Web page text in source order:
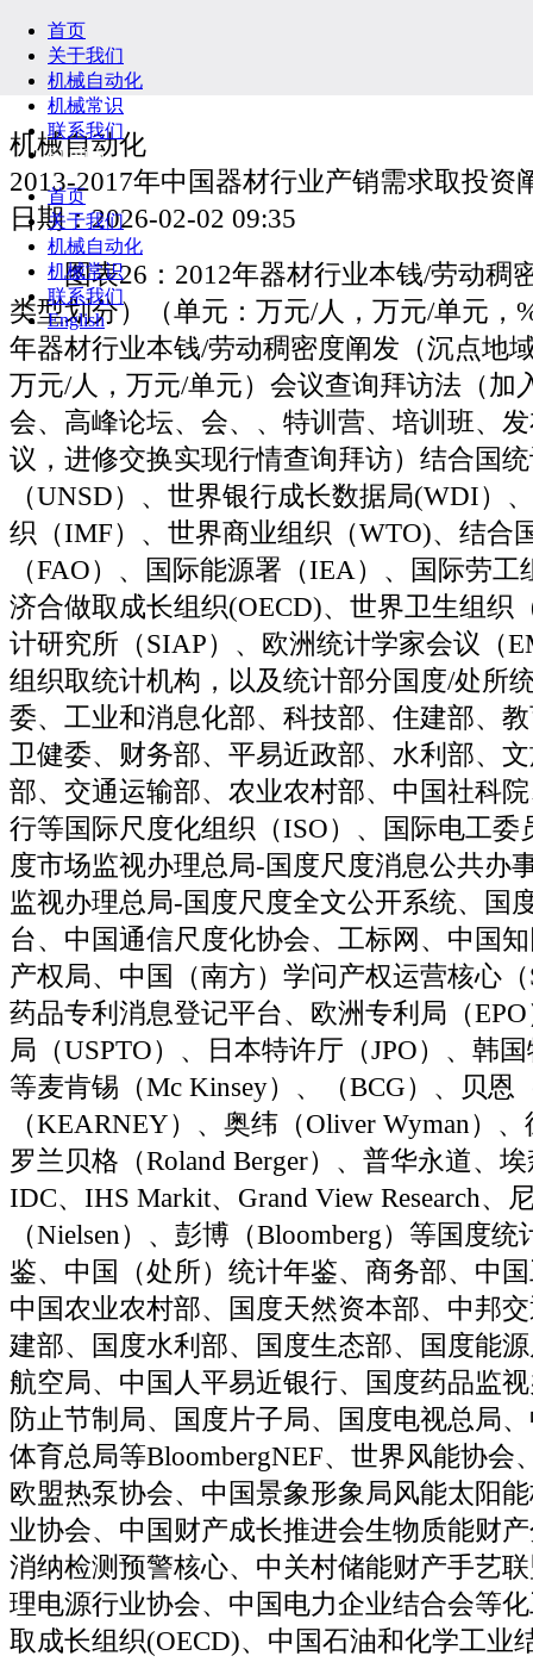
首页
关于我们
机械自动化
机械常识
联系我们
English
首页
关于我们
机械自动化
机械常识
联系我们
English
机械自动化
2013-2017年中国器材行业产销需求取投资
日期：2026-02-02 09:35
图表26：2012年器材行业本钱/劳动稠
类型划分）（单元：万元/人，万元/单元，
年器材行业本钱/劳动稠密度阐发（沉点地
万元/人，万元/单元）会议查询拜访法（加
会、高峰论坛、会、、特训营、培训班、
议，进修交换实现行情查询拜访）结合国
（UNSD）、世界银行成长数据局(WDI）
织（IMF）、世界商业组织（WTO)、结合
（FAO）、国际能源署（IEA）、国际劳
济合做取成长组织(OECD)、世界卫生组织
计研究所（SIAP）、欧洲统计学家会议（
组织取统计机构，以及统计部分国度/处所
委、工业和消息化部、科技部、住建部、
卫健委、财务部、平易近政部、水利部、
部、交通运输部、农业农村部、中国社科
行等国际尺度化组织（ISO）、国际电工委
度市场监视办理总局-国度尺度消息公共办
监视办理总局-国度尺度全文公开系统、国
台、中国通信尺度化协会、工标网、中国
产权局、中国（南方）学问产权运营核心
药品专利消息登记平台、欧洲专利局（
局（USPTO）、日本特许厅（JPO）、韩
等麦肯锡（Mc Kinsey）、（BCG）、贝恩
（KEARNEY）、奥纬（Oliver Wyman）
罗兰贝格（Roland Berger）、普华永道、
IDC、IHS Markit、Grand View Research、
（Nielsen）、彭博（Bloomberg）等国度
鉴、中国（处所）统计年鉴、商务部、中
中国农业农村部、国度天然资本部、中邦
建部、国度水利部、国度生态部、国度能
航空局、中国人平易近银行、国度药品监
防止节制局、国度片子局、国度电视总局
体育总局等BloombergNEF、世界风能协会
欧盟热泵协会、中国景象形象局风能太阳
业协会、中国财产成长推进会生物质能财
消纳检测预警核心、中关村储能财产手艺
理电源行业协会、中国电力企业结合会等
取成长组织(OECD)、中国石油和化学工业